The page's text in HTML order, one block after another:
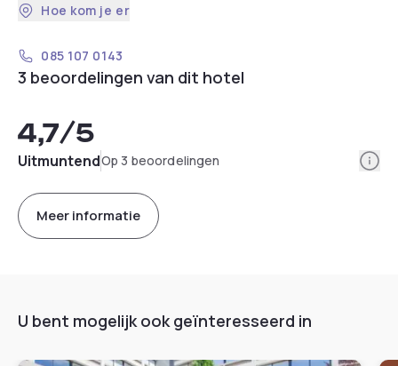
Hoe kom je er
085 107 0143
3 beoordelingen van dit hotel
4,7/5
UitmuntendOp 3 beoordelingen
Meer informatie
U bent mogelijk ook geïnteresseerd in